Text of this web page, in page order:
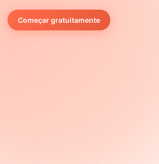
Começar gratuitamente